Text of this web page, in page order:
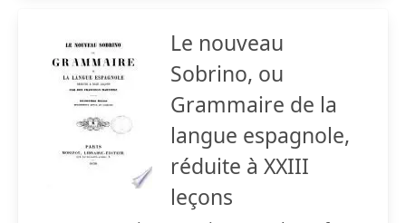
Le nouveau
Sobrino, ou
Grammaire de la
langue espagnole,
réduite à XXIII
leçons